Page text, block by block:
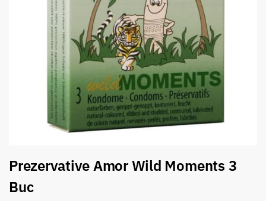
Prezervative Amor Wild Moments 3
Buc